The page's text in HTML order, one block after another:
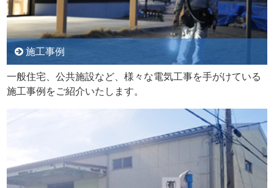
施工事例
一般住宅、公共施設など、様々な電気工事を手がけている
施工事例をご紹介いたします。